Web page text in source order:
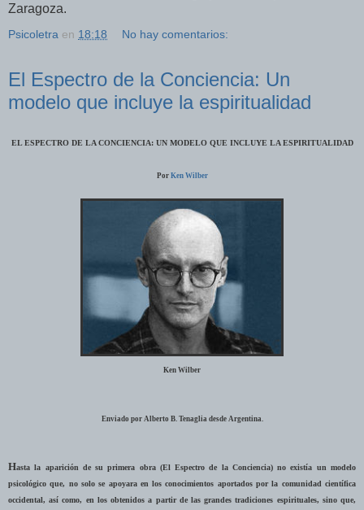
Zaragoza.
Psicoletra en 18:18 No hay comentarios:
El Espectro de la Conciencia: Un
modelo que incluye la espiritualidad
EL ESPECTRO DE LA CONCIENCIA: UN MODELO QUE INCLUYE LA ESPIRITUALIDAD
Por Ken Wilber
Ken Wilber
Enviado por Alberto B. Tenaglia desde Argentina.
Hasta la aparición de su primera obra (El Espectro de la Conciencia) no existía un modelo
psicológico que, no solo se apoyara en los conocimientos aportados por la comunidad científica
occidental, así como, en los obtenidos a partir de las grandes tradiciones espirituales, sino que,